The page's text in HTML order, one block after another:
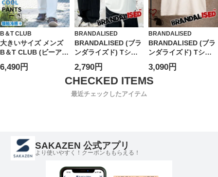
B＆T CLUB
大きいサイズ メンズ
B＆T CLUB (ビーアン
ドティークラブ)
COOL ストレッチ 無
6,490円
BRANDALISED
BRANDALISED (ブラ
ンダライズド) Tシャ
ツ 半袖 接触冷感 UV
カット バンクシー ス
トレッチ クルーネッ
ク カットソー Love
Rat BR26SU03D12 ユ
2,790円
BRANDALISED
BRANDALISED (ブラ
ンダライズド) Tシャ
ツ 半袖 接触冷感 速乾
バンクシー クルーネ
ック カットソー Love
3,090円
最近チェックしたアイテム
SAKAZEN 公式アプリ
より使いやすく！クーポンももらえる！